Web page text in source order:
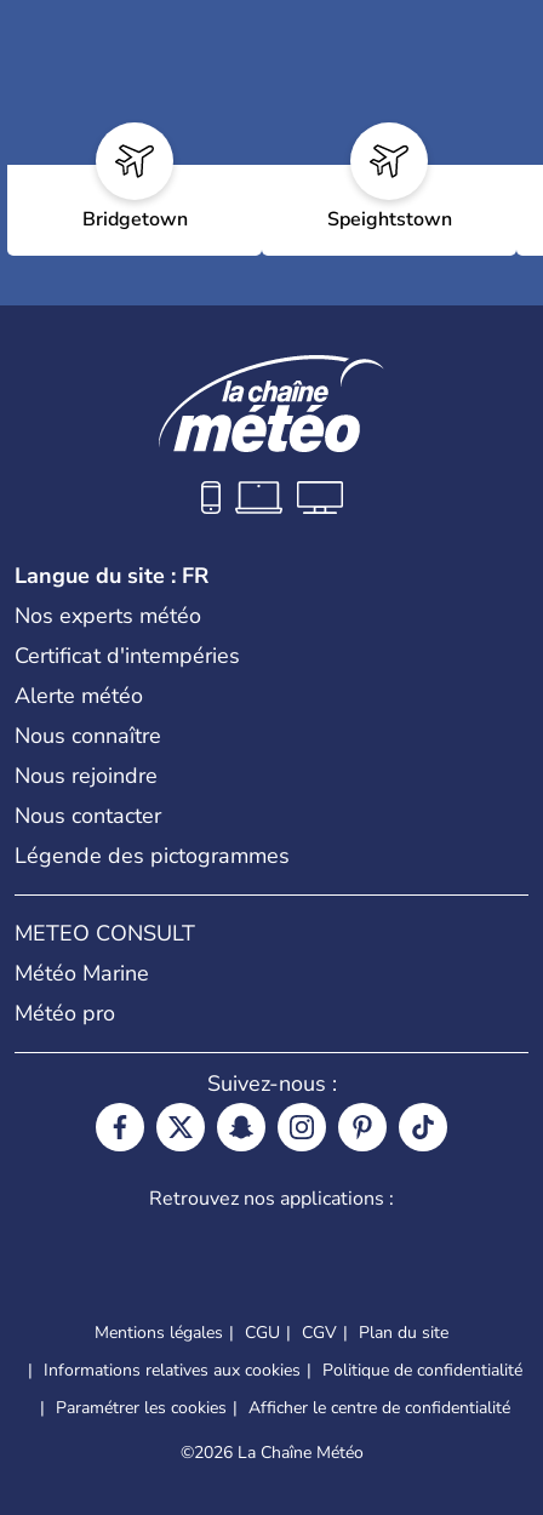
Bridgetown Speightstown
Langue du site : FR
Nos experts météo
Certificat d'intempéries
Alerte météo
Nous connaître
Nous rejoindre
Nous contacter
Légende des pictogrammes
METEO CONSULT
Météo Marine
Météo pro
Suivez-nous :
Retrouvez nos applications :
Mentions légales CGU CGV
Plan du site
Informations relatives aux cookies
Politique de confidentialité
Paramétrer les cookies
Afficher le centre de confidentialité
©2026 La Chaîne Météo